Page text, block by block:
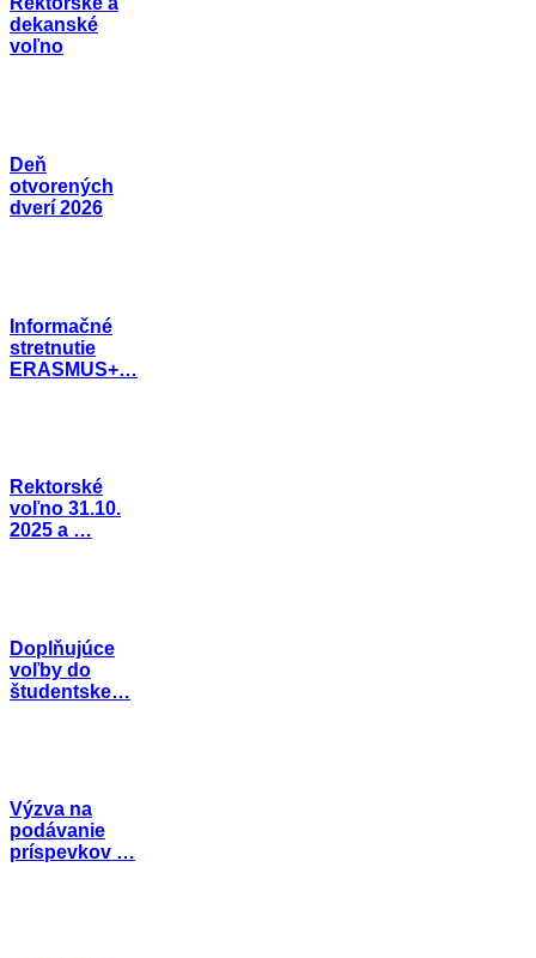
dekanské
voľno
Deň
otvorených
dverí 2026
Informačné
stretnutie
ERASMUS+…
Rektorské
voľno 31.10.
2025 a …
Doplňujúce
voľby do
študentske…
Výzva na
podávanie
príspevkov …